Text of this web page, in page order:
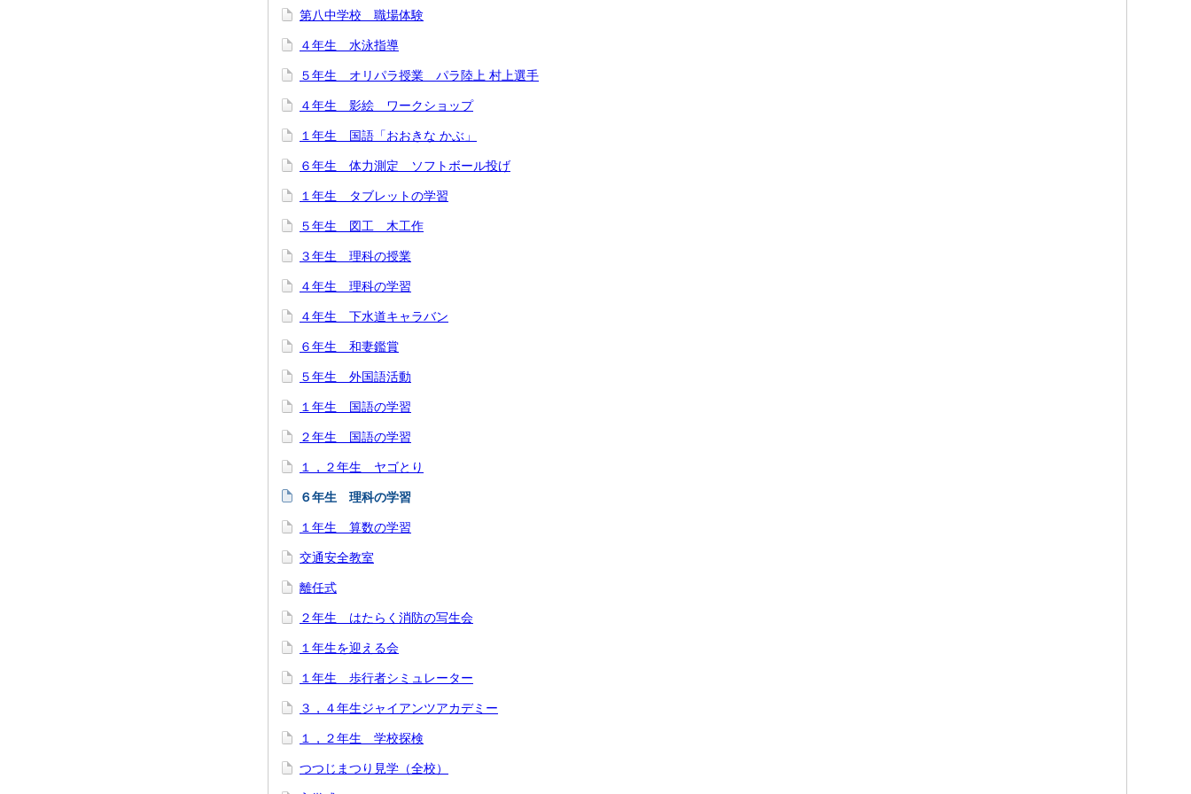
第八中学校 職場体験
４年生 水泳指導
５年生 オリパラ授業 パラ陸上 村上選手
４年生 影絵 ワークショップ
１年生 国語「おおきな かぶ」
６年生 体力測定 ソフトボール投げ
１年生 タブレットの学習
５年生 図工 木工作
３年生 理科の授業
４年生 理科の学習
４年生 下水道キャラバン
６年生 和妻鑑賞
５年生 外国語活動
１年生 国語の学習
２年生 国語の学習
１，２年生 ヤゴとり
６年生 理科の学習
１年生 算数の学習
交通安全教室
離任式
２年生 はたらく消防の写生会
１年生を迎える会
１年生 歩行者シミュレーター
３，４年生ジャイアンツアカデミー
１，２年生 学校探検
つつじまつり見学（全校）